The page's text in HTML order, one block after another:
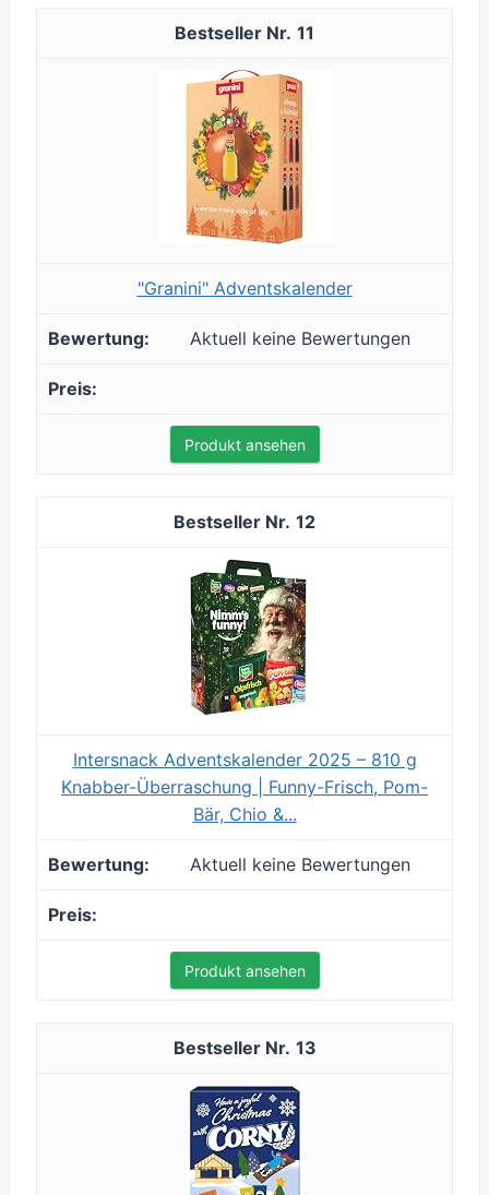
11
"Granini" Adventskalender
Aktuell keine Bewertungen
Produkt ansehen
12
Intersnack Adventskalender 2025 – 810 g
Knabber-Überraschung | Funny-Frisch, Pom-
Bär, Chio &...
Aktuell keine Bewertungen
Produkt ansehen
13